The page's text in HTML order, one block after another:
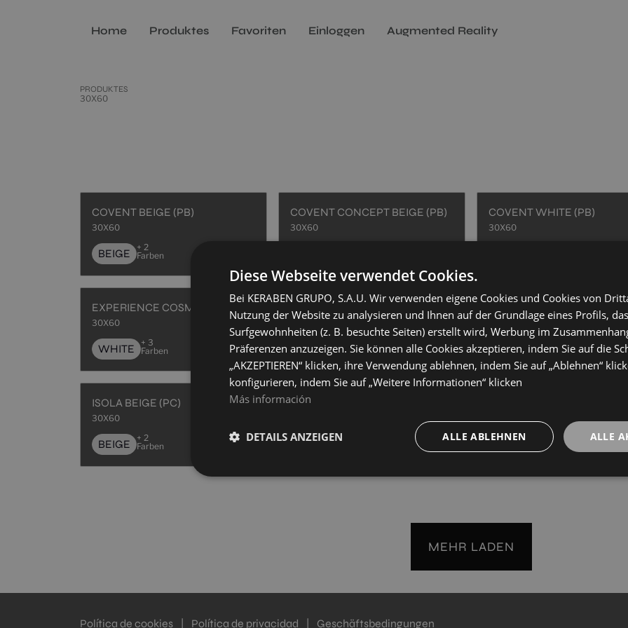
Home Produktes Favoriten Einloggen Augmented Reality
PRODUKTES
30X60
COVENT BEIGE (PB)
30X60
BEIGE
+ 2
Farben
COVENT CONCEPT BEIGE (PB)
30X60
COVENT WHITE (PB)
30X60
30X60
WHITE
+ 3
Farben
WHITE Farben
WHITE
+ 3
Farben
ISOLA BEIGE (PC)
30X60
BEIGE
+ 2
Farben
ISOLA BLANCO (PC)
BLANCO GRIS
Farben
MEHR LADEN
Política de cookies Política de privacidad Geschäftsbedingungen
Diese Webseite verwendet Cookies.
Bei KERABEN GRUPO, S.A.U. Wir verwenden eigene Cookies und Cookies von
Nutzung der Website zu analysieren und Ihnen auf der Grundlage eines Profils,
Surfgewohnheiten (z. B. besuchte Seiten) erstellt wird, Werbung im
Präferenzen anzuzeigen. Sie können alle Cookies akzeptieren, indem Sie auf die
„AKZEPTIEREN“ klicken, ihre Verwendung ablehnen, indem Sie auf „Ablehnen“
konfigurieren, indem Sie auf „Weitere Informationen“ klicken
Más información
ALLE
ALLE ABLEHNEN
DETAILS ANZEIGEN